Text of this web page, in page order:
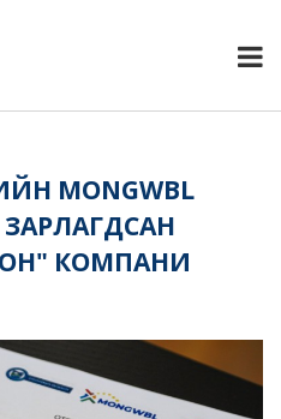
MONGWBL
КОМПАНИ